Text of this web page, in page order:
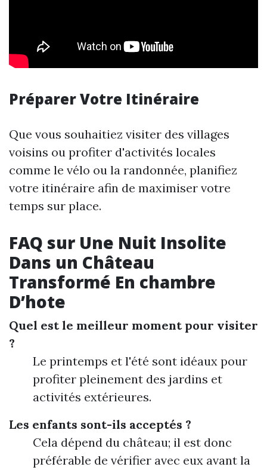
Préparer Votre Itinéraire
Que vous souhaitiez visiter des villages
voisins ou profiter d'activités locales
comme le vélo ou la randonnée, planifiez
votre itinéraire afin de maximiser votre
temps sur place.
FAQ sur Une Nuit Insolite
Dans un Château
Transformé En chambre
D’hote
Quel est le meilleur moment pour visiter
?
Le printemps et l'été sont idéaux pour
profiter pleinement des jardins et
activités extérieures.
Les enfants sont-ils acceptés ?
Cela dépend du château; il est donc
préférable de vérifier avec eux avant la